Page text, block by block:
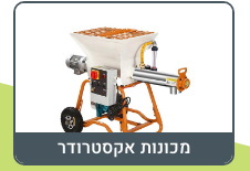
מכונות אקסטרודר